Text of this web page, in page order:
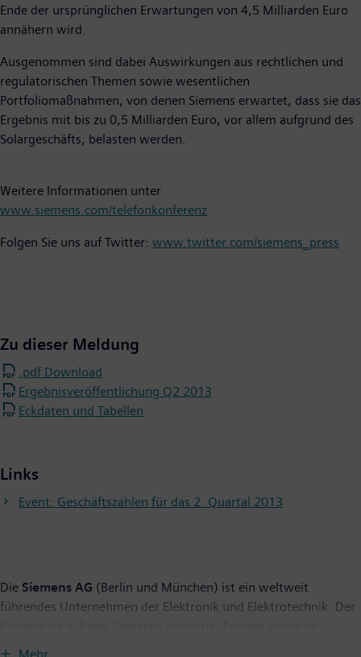
Ende der ursprünglichen Erwartungen von 4,5 Milliarden Euro
annähern wird.
Ausgenommen sind dabei Auswirkungen aus rechtlichen und
regulatorischen Themen sowie wesentlichen
Portfoliomaßnahmen, von denen Siemens erwartet, dass sie das
Ergebnis mit bis zu 0,5 Milliarden Euro, vor allem aufgrund des
Solargeschäfts, belasten werden.
Weitere Informationen unter
www.siemens.com/telefonkonferenz
Folgen Sie uns auf Twitter: www.twitter.com/siemens_press
Zu dieser Meldung
.pdf Download
Ergebnisveröffentlichung Q2 2013
Eckdaten und Tabellen
Links
Event: Geschäftszahlen für das 2. Quartal 2013
Die Siemens AG (Berlin und München) ist ein weltweit
führendes Unternehmen der Elektronik und Elektrotechnik. Der